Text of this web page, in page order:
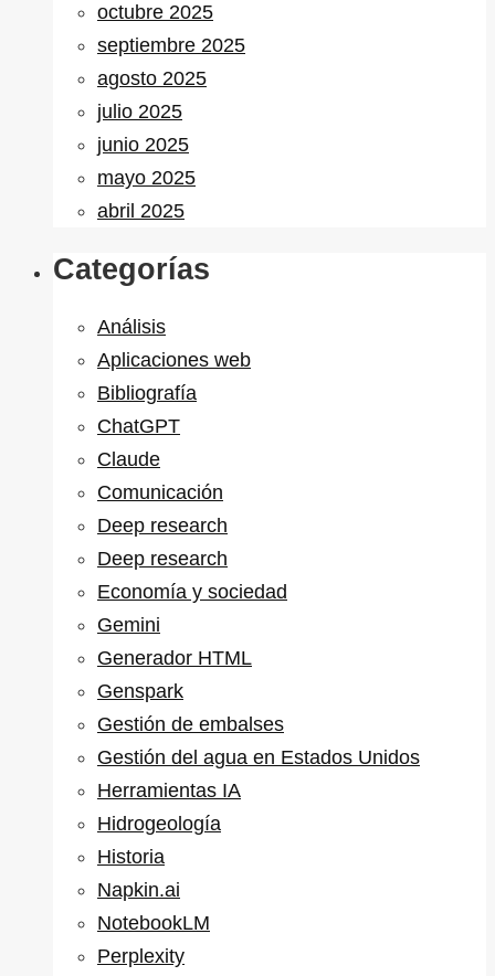
octubre 2025
septiembre 2025
agosto 2025
julio 2025
junio 2025
mayo 2025
abril 2025
Categorías
Análisis
Aplicaciones web
Bibliografía
ChatGPT
Claude
Comunicación
Deep research
Deep research
Economía y sociedad
Gemini
Generador HTML
Genspark
Gestión de embalses
Gestión del agua en Estados Unidos
Herramientas IA
Hidrogeología
Historia
Napkin.ai
NotebookLM
Perplexity